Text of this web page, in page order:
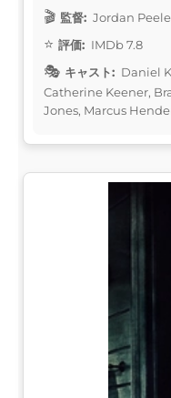
監督: Jordan Peele
評価: IMDb 7.8
キャスト: Daniel
Catherine Keener,
Jones, Marcus